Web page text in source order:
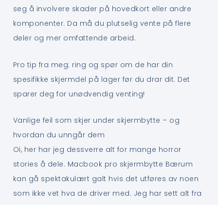
seg å involvere skader på hovedkort eller andre
komponenter. Da må du plutselig vente på flere
deler og mer omfattende arbeid.
Pro tip fra meg: ring og spør om de har din
spesifikke skjermdel på lager før du drar dit. Det
sparer deg for unødvendig venting!
Vanlige feil som skjer under skjermbytte – og
hvordan du unngår dem
Oi, her har jeg dessverre alt for mange horror
stories å dele. Macbook pro skjermbytte Bærum
kan gå spektakulært galt hvis det utføres av noen
som ikke vet hva de driver med. Jeg har sett alt fra